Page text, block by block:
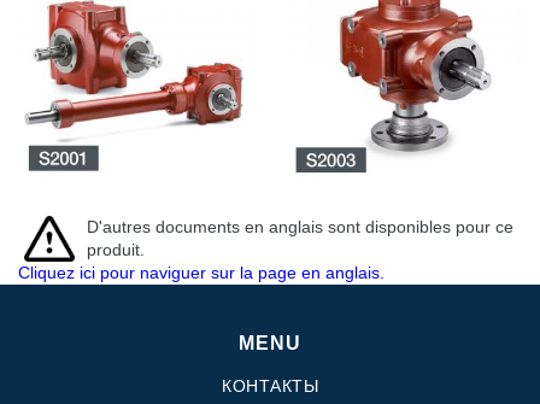
D'autres documents en anglais sont disponibles pour ce
produit.
Cliquez ici pour naviguer sur la page en anglais.
MENU
КОНТАКТЫ